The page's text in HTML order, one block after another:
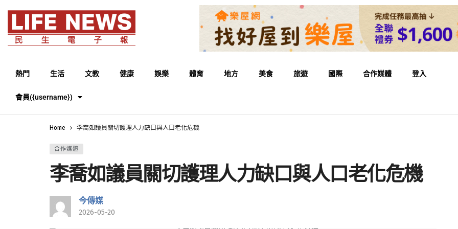
熱門 生活 文教 健康 娛樂 體育 地方 美食 旅遊 國際 合作媒體 登入
會員({username})
Home 李喬如議員關切護理人力缺口與人口老化危機
合作媒體
李喬如議員關切護理人力缺口與人口老化危機
今傳媒
2026-05-20